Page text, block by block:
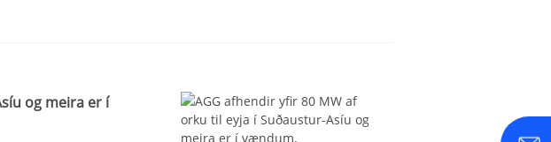
og meira er í